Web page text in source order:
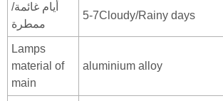
أيام غائمة/
ممطرة
5-7Cloudy/Rainy days
Lamps
material of
main
aluminium alloy